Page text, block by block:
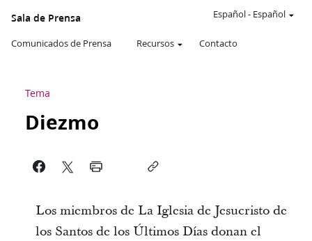
Sala de Prensa
Comunicados de Prensa Recursos Contacto
Español- Español
Tema
Diezmo
Los miembros de La Iglesia de Jesucristo de
los Santos de los Últimos Días donan el